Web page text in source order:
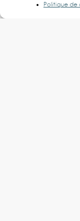
Politique de